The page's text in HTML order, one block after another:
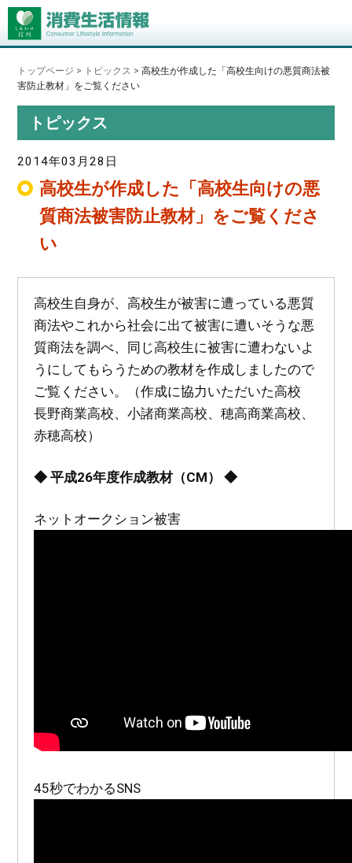
トップページ > トピックス >高校生が作成した「高校生向けの悪質商法被
害防止教材」をご覧ください
トピックス
2014年03月28日
高校生が作成した「高校生向けの悪
質商法被害防止教材」をご覧くださ
い
高校生自身が、高校生が被害に遭っている悪質
商法やこれから社会に出て被害に遭いそうな悪
質商法を調べ、同じ高校生に被害に遭わないよ
うにしてもらうための教材を作成しましたので
ご覧ください。（作成に協力いただいた高校
長野商業高校、小諸商業高校、穂高商業高校、
赤穂高校）
◆ 平成26年度作成教材（CM） ◆
ネットオークション被害
45秒でわかるSNS